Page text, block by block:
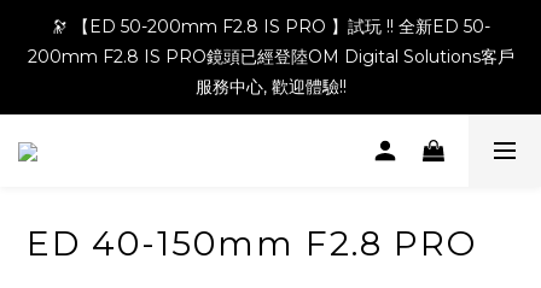
🔭 【ED 50-200mm F2.8 IS PRO 】試玩 !! 全新ED 50-
200mm F2.8 IS PRO鏡頭已經登陸OM Digital Solutions客戶
服務中心, 歡迎體驗!!
ED 40-150mm F2.8 PRO